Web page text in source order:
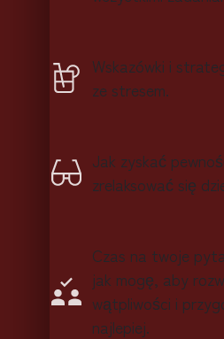
Wskazówki i
ze stresem.
Jak zyskać
zrelaksować się
Czas na twoje
jak mogę, aby
wątpliwości i
najlepiej.